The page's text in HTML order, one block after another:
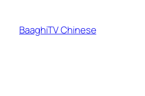
content
BaaghiTV Chinese